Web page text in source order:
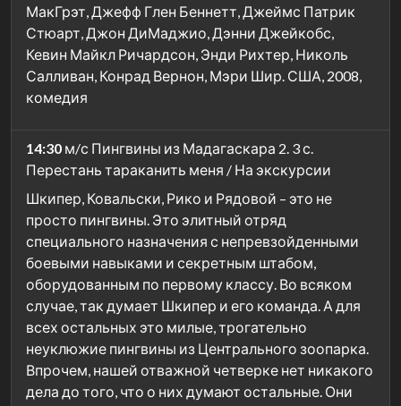
МакГрэт, Джефф Глен Беннетт, Джеймс Патрик
Стюарт, Джон ДиМаджио, Дэнни Джейкобс,
Кевин Майкл Ричардсон, Энди Рихтер, Николь
Салливан, Конрад Вернон, Мэри Шир. США, 2008,
комедия
14:30 м/с Пингвины из Мадагаскара 2. 3 с.
Перестань тараканить меня / На экскурсии
Шкипер, Ковальски, Рико и Рядовой – это не
просто пингвины. Это элитный отряд
специального назначения с непревзойденными
боевыми навыками и секретным штабом,
оборудованным по первому классу. Во всяком
случае, так думает Шкипер и его команда. А для
всех остальных это милые, трогательно
неуклюжие пингвины из Центрального зоопарка.
Впрочем, нашей отважной четверке нет никакого
дела до того, что о них думают остальные. Они